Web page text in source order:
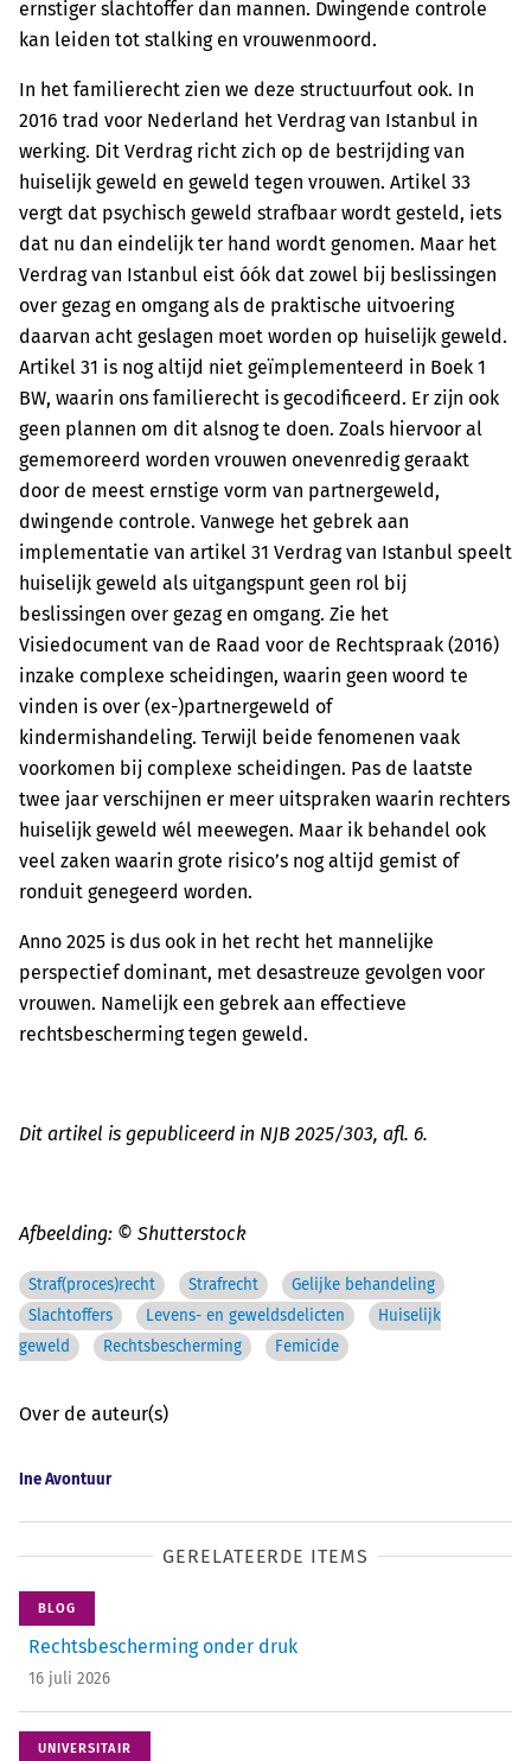
ernstiger slachtoffer dan mannen. Dwingende controle
kan leiden tot stalking en vrouwenmoord.
In het familierecht zien we deze structuurfout ook. In
2016 trad voor Nederland het Verdrag van Istanbul in
werking. Dit Verdrag richt zich op de bestrijding van
huiselijk geweld en geweld tegen vrouwen. Artikel 33
vergt dat psychisch geweld strafbaar wordt gesteld, iets
dat nu dan eindelijk ter hand wordt genomen. Maar het
Verdrag van Istanbul eist óók dat zowel bij beslissingen
over gezag en omgang als de praktische uitvoering
daarvan acht geslagen moet worden op huiselijk geweld.
Artikel 31 is nog altijd niet geïmplementeerd in Boek 1
BW, waarin ons familierecht is gecodificeerd. Er zijn ook
geen plannen om dit alsnog te doen. Zoals hiervoor al
gememoreerd worden vrouwen onevenredig geraakt
door de meest ernstige vorm van partnergeweld,
dwingende controle. Vanwege het gebrek aan
implementatie van artikel 31 Verdrag van Istanbul speelt
huiselijk geweld als uitgangspunt geen rol bij
beslissingen over gezag en omgang. Zie het
Visiedocument van de Raad voor de Rechtspraak (2016)
inzake complexe scheidingen, waarin geen woord te
vinden is over (ex-)partnergeweld of
kindermishandeling. Terwijl beide fenomenen vaak
voorkomen bij complexe scheidingen. Pas de laatste
twee jaar verschijnen er meer uitspraken waarin rechters
huiselijk geweld wél meewegen. Maar ik behandel ook
veel zaken waarin grote risico’s nog altijd gemist of
ronduit genegeerd worden.
Anno 2025 is dus ook in het recht het mannelijke
perspectief dominant, met desastreuze gevolgen voor
vrouwen. Namelijk een gebrek aan effectieve
rechtsbescherming tegen geweld.
Dit artikel is gepubliceerd in NJB 2025/303, afl. 6.
Afbeelding: © Shutterstock
Straf(proces)recht Strafrecht
Gelijke behandeling
Slachtoffers
Levens- en geweldsdelicten
Huiselijk
geweld
Rechtsbescherming Femicide
Over de auteur(s)
Ine Avontuur
GERELATEERDE ITEMS
BLOG
Rechtsbescherming onder druk
16 juli 2026
UNIVERSITAIR